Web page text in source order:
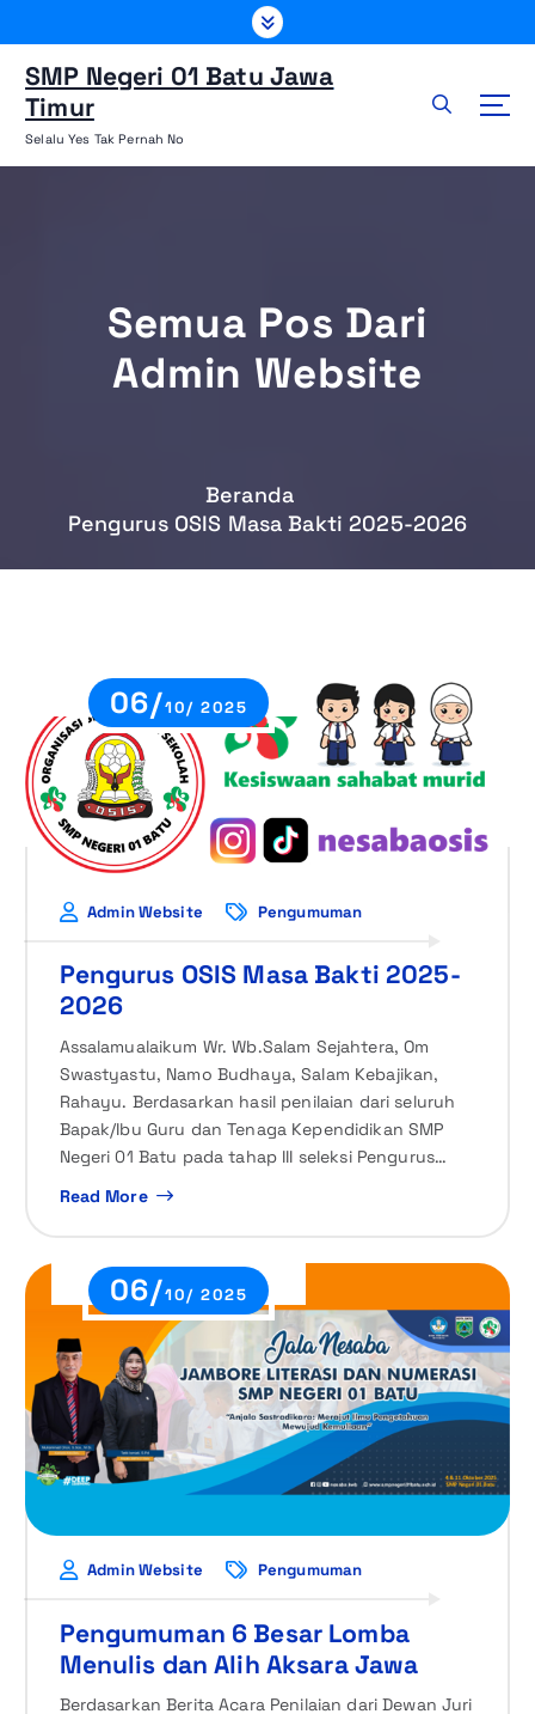
e
SMP Negeri 01 Batu Jawa
Timur
Selalu Yes Tak Pernah No
Semua Pos Dari
Admin Website
Beranda
Pengurus OSIS Masa Bakti 2025-2026
06/10/ 2025
Admin Website Pengumuman
Pengurus OSIS Masa Bakti 2025-
2026
Assalamualaikum Wr. Wb.Salam Sejahtera, Om
Swastyastu, Namo Budhaya, Salam Kebajikan,
Rahayu. Berdasarkan hasil penilaian dari seluruh
Bapak/Ibu Guru dan Tenaga Kependidikan SMP
Negeri 01 Batu pada tahap III seleksi Pengurus…
Read More
06/10/ 2025
Admin Website Pengumuman
Pengumuman 6 Besar Lomba
Menulis dan Alih Aksara Jawa
Berdasarkan Berita Acara Penilaian dari Dewan Juri